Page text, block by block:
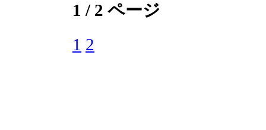
1 / 2 ページ
1 2